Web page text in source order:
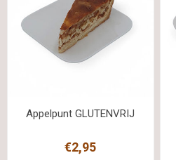
Appelpunt GLUTENVRIJ
€2,95